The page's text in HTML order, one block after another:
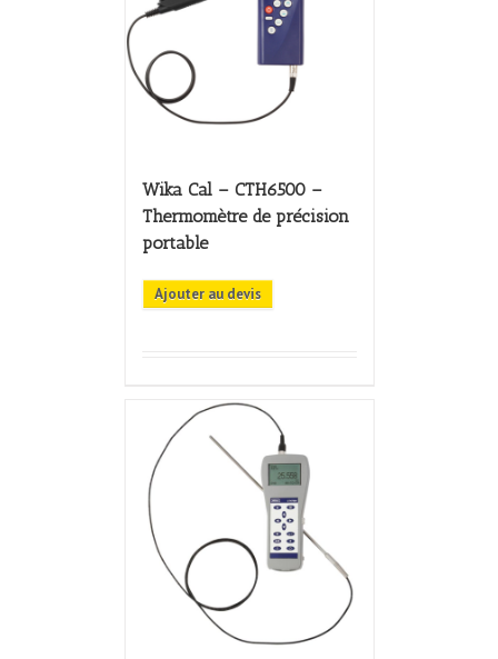
Wika Cal – CTH6500 –
Thermomètre de précision
portable
Ajouter au devis